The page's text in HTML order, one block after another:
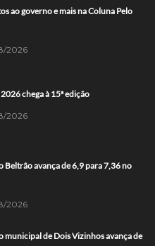
ao governo e mais na Coluna Pelo
2026
chega à 15ª edição
2026
Beltrão avança de 6,9 para 7,36 no
2026
municipal de Dois Vizinhos avança de